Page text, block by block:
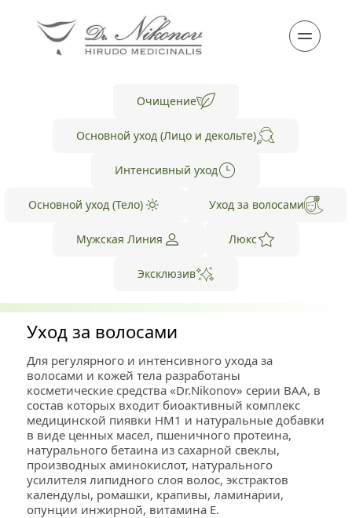
Очищение
Основной уход (Лицо и декольте)
Интенсивный уход
Основной уход (Тело) Уход за волосами
Мужская Линия Люкс
Эксклюзив
Уход за волосами
Для регулярного и интенсивного ухода за
волосами и кожей тела разработаны
косметические средства «Dr.Nikonov» серии BAA, в
состав которых входит биоактивный комплекс
медицинской пиявки НМ1 и натуральные добавки
в виде ценных масел, пшеничного протеина,
натурального бетаина из сахарной свеклы,
производных аминокислот, натурального
усилителя липидного слоя волос, экстрактов
календулы, ромашки, крапивы, ламинарии,
опунции инжирной, витамина Е.